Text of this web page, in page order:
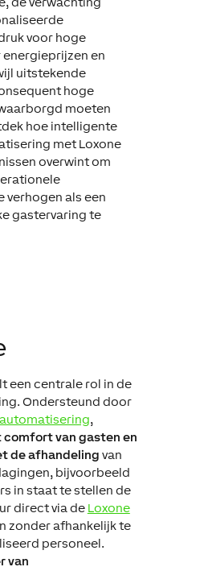
voor hoge
en
uitstekende
hoge
moeten
hoe intelligente
met Loxone
overwint om
als een
gastervaring te
een centrale rol in de
Ondersteund door
,
van gasten en
de afhandeling van
bijvoorbeeld
in staat te stellen de
direct via de Loxone
zonder afhankelijk te
personeel.
van